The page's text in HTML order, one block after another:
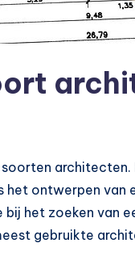
ontwerpen van
bij het zoeken van
gebruikte